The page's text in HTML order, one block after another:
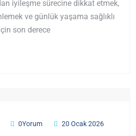
iyileşme sürecine dikkat etmek,
ve günlük yaşama sağlıklı
son derece
0Yorum 20 Ocak 2026